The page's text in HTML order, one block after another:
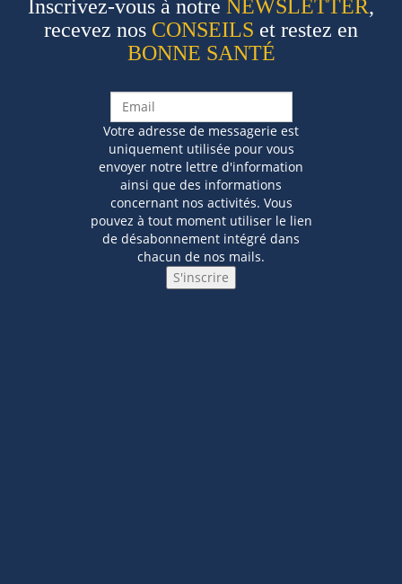
Inscrivez-vous à notre NEWSLETTER,
recevez nos CONSEILS et restez en
BONNE SANTÉ
Votre adresse de messagerie est
uniquement utilisée pour vous
envoyer notre lettre d'information
ainsi que des informations
concernant nos activités. Vous
pouvez à tout moment utiliser le lien
de désabonnement intégré dans
chacun de nos mails.